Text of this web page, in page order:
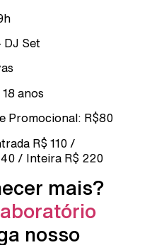
DJ Set
anos
Promocional: R$80
R$ 110 /
/ Inteira R$ 220
mais?
nosso